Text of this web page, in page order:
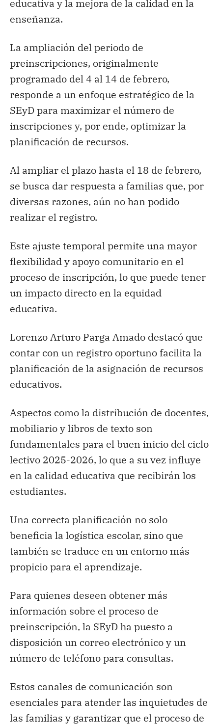
educativa y la mejora de la calidad en la
enseñanza.
La ampliación del periodo de
preinscripciones, originalmente
programado del 4 al 14 de febrero,
responde a un enfoque estratégico de la
SEyD para maximizar el número de
inscripciones y, por ende, optimizar la
planificación de recursos.
Al ampliar el plazo hasta el 18 de febrero,
se busca dar respuesta a familias que, por
diversas razones, aún no han podido
realizar el registro.
Este ajuste temporal permite una mayor
flexibilidad y apoyo comunitario en el
proceso de inscripción, lo que puede tener
un impacto directo en la equidad
educativa.
Lorenzo Arturo Parga Amado destacó que
contar con un registro oportuno facilita la
planificación de la asignación de recursos
educativos.
Aspectos como la distribución de docentes,
mobiliario y libros de texto son
fundamentales para el buen inicio del ciclo
lectivo 2025-2026, lo que a su vez influye
en la calidad educativa que recibirán los
estudiantes.
Una correcta planificación no solo
beneficia la logística escolar, sino que
también se traduce en un entorno más
propicio para el aprendizaje.
Para quienes deseen obtener más
información sobre el proceso de
preinscripción, la SEyD ha puesto a
disposición un correo electrónico y un
número de teléfono para consultas.
Estos canales de comunicación son
esenciales para atender las inquietudes de
las familias y garantizar que el proceso de